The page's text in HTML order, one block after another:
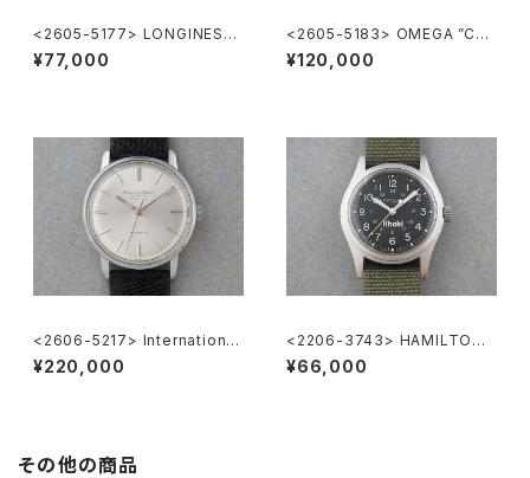
<2605-5177> LONGINES
”大正製薬”
¥77,000
<2605-5183> OMEGA ”Cal.
285"
¥120,000
<2606-5217> International
National Co. "TURLER"
¥220,000
<2206-3743> HAMILTON
Khaki
¥66,000
その他の商品